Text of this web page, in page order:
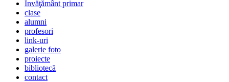
Învăţământ primar
clase
alumni
profesori
link-uri
galerie foto
proiecte
bibliotecă
contact